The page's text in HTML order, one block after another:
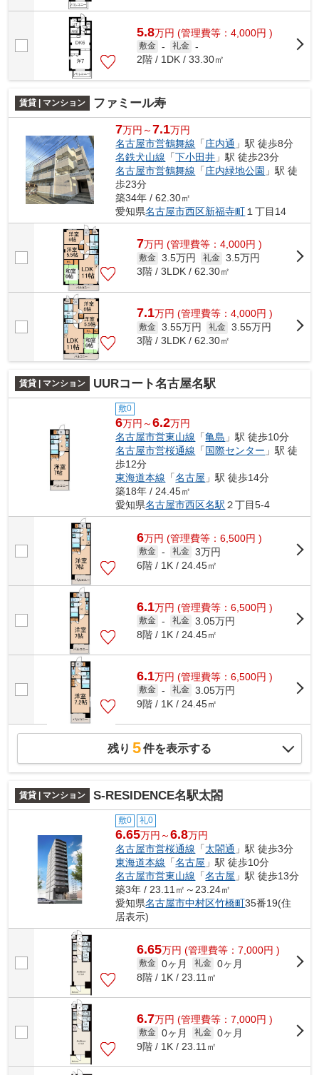
5.8万円 (管理費等：4,000円 )
敷金 - 礼金 -
2階 / 1DK / 33.30㎡
賃貸 | マンション ファミール寿
7万円～7.1万円
名古屋市営鶴舞線 「庄内通 」駅 徒歩8分
名鉄犬山線 「下小田井 」駅 徒歩23分
名古屋市営鶴舞線 「庄内緑地公園 」駅 徒
歩23分
築34年 / 62.30㎡
愛知県名古屋市西区新福寺町 １丁目14
7万円 (管理費等：4,000円 )
敷金 3.5万円 礼金 3.5万円
3階 / 3LDK / 62.30㎡
7.1万円 (管理費等：4,000円 )
敷金 3.55万円 礼金 3.55万円
3階 / 3LDK / 62.30㎡
賃貸 | マンション UURコート名古屋名駅
敷0
6万円～6.2万円
名古屋市営東山線 「亀島 」駅 徒歩10分
名古屋市営桜通線 「国際センター 」駅 徒
歩12分
東海道本線 「名古屋 」駅 徒歩14分
築18年 / 24.45㎡
愛知県名古屋市西区名駅 ２丁目5-4
6万円 (管理費等：6,500円 )
敷金 - 礼金 3万円
6階 / 1K / 24.45㎡
6.1万円 (管理費等：6,500円 )
敷金 - 礼金 3.05万円
8階 / 1K / 24.45㎡
6.1万円 (管理費等：6,500円 )
敷金 - 礼金 3.05万円
9階 / 1K / 24.45㎡
残り 5件を表示する
賃貸 | マンション S-RESIDENCE名駅太閤
敷0 礼0
6.65万円～6.8万円
名古屋市営桜通線 「太閤通 」駅 徒歩3分
東海道本線 「名古屋 」駅 徒歩10分
名古屋市営東山線 「名古屋 」駅 徒歩13分
築3年 / 23.11㎡～23.24㎡
愛知県名古屋市中村区竹橋町35番19(住
居表示)
6.65万円 (管理費等：7,000円 )
敷金 0ヶ月 礼金 0ヶ月
8階 / 1K / 23.11㎡
6.7万円 (管理費等：7,000円 )
敷金 0ヶ月 礼金 0ヶ月
9階 / 1K / 23.11㎡